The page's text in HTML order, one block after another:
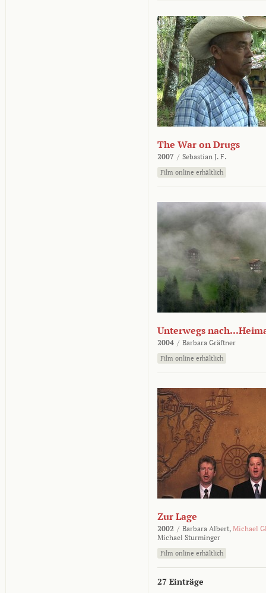
The War on Drugs
2007 / Sebastian J. F.
Film online erhältlich
Unterwegs
2004 / Barbara Gräftner
Film online erhältlich
Zur Lage
2002 / Barbara Albert, Michael
Michael Sturminger
Film online erhältlich
27 Einträge